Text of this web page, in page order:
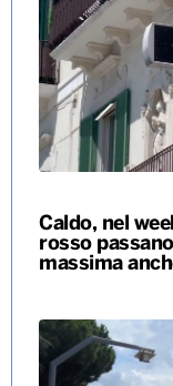
Caldo, nel
rosso
massima